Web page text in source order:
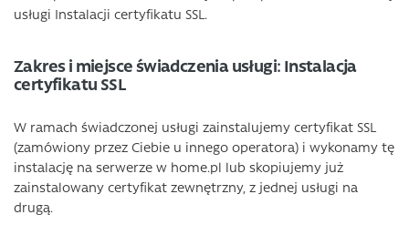
usługi Instalacji certyfikatu SSL.
Zakres i miejsce świadczenia usługi: Instalacja
certyfikatu SSL
W ramach świadczonej usługi zainstalujemy certyfikat SSL
(zamówiony przez Ciebie u innego operatora) i wykonamy tę
instalację na serwerze w home.pl lub skopiujemy już
zainstalowany certyfikat zewnętrzny, z jednej usługi na
drugą.